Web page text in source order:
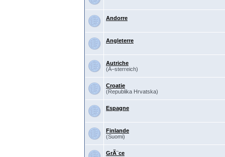
Andorre
Angleterre
Autriche
(Ã–sterreich)
Croatie
(Republika Hrvatska)
Espagne
Finlande
(Suomi)
GrÃ¨ce